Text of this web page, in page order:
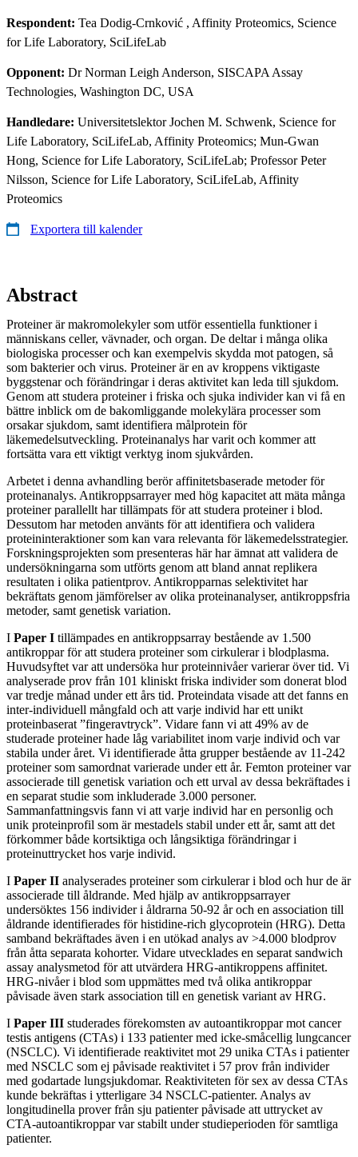
Respondent: Tea Dodig-Crnković , Affinity Proteomics, Science
for Life Laboratory, SciLifeLab
Opponent: Dr Norman Leigh Anderson, SISCAPA Assay
Technologies, Washington DC, USA
Handledare: Universitetslektor Jochen M. Schwenk, Science for
Life Laboratory, SciLifeLab, Affinity Proteomics; Mun-Gwan
Hong, Science for Life Laboratory, SciLifeLab; Professor Peter
Nilsson, Science for Life Laboratory, SciLifeLab, Affinity
Proteomics
Exportera till kalender
Abstract
Proteiner är makromolekyler som utför essentiella funktioner i
människans celler, vävnader, och organ. De deltar i många olika
biologiska processer och kan exempelvis skydda mot patogen, så
som bakterier och virus. Proteiner är en av kroppens viktigaste
byggstenar och förändringar i deras aktivitet kan leda till sjukdom.
Genom att studera proteiner i friska och sjuka individer kan vi få en
bättre inblick om de bakomliggande molekylära processer som
orsakar sjukdom, samt identifiera målprotein för
läkemedelsutveckling. Proteinanalys har varit och kommer att
fortsätta vara ett viktigt verktyg inom sjukvården.
Arbetet i denna avhandling berör affinitetsbaserade metoder för
proteinanalys. Antikroppsarrayer med hög kapacitet att mäta många
proteiner parallellt har tillämpats för att studera proteiner i blod.
Dessutom har metoden använts för att identifiera och validera
proteininteraktioner som kan vara relevanta för läkemedelsstrategier.
Forskningsprojekten som presenteras här har ämnat att validera de
undersökningarna som utförts genom att bland annat replikera
resultaten i olika patientprov. Antikropparnas selektivitet har
bekräftats genom jämförelser av olika proteinanalyser, antikroppsfria
metoder, samt genetisk variation.
I Paper I tillämpades en antikroppsarray bestående av 1.500
antikroppar för att studera proteiner som cirkulerar i blodplasma.
Huvudsyftet var att undersöka hur proteinnivåer varierar över tid. Vi
analyserade prov från 101 kliniskt friska individer som donerat blod
var tredje månad under ett års tid. Proteindata visade att det fanns en
inter-individuell mångfald och att varje individ har ett unikt
proteinbaserat ”fingeravtryck”. Vidare fann vi att 49% av de
studerade proteiner hade låg variabilitet inom varje individ och var
stabila under året. Vi identifierade åtta grupper bestående av 11-242
proteiner som samordnat varierade under ett år. Femton proteiner var
associerade till genetisk variation och ett urval av dessa bekräftades i
en separat studie som inkluderade 3.000 personer.
Sammanfattningsvis fann vi att varje individ har en personlig och
unik proteinprofil som är mestadels stabil under ett år, samt att det
förkommer både kortsiktiga och långsiktiga förändringar i
proteinuttrycket hos varje individ.
I Paper II analyserades proteiner som cirkulerar i blod och hur de är
associerade till åldrande. Med hjälp av antikroppsarrayer
undersöktes 156 individer i åldrarna 50-92 år och en association till
åldrande identifierades för histidine-rich glycoprotein (HRG). Detta
samband bekräftades även i en utökad analys av >4.000 blodprov
från åtta separata kohorter. Vidare utvecklades en separat sandwich
assay analysmetod för att utvärdera HRG-antikroppens affinitet.
HRG-nivåer i blod som uppmättes med två olika antikroppar
påvisade även stark association till en genetisk variant av HRG.
I Paper III studerades förekomsten av autoantikroppar mot cancer
testis antigens (CTAs) i 133 patienter med icke-småcellig lungcancer
(NSCLC). Vi identifierade reaktivitet mot 29 unika CTAs i patienter
med NSCLC som ej påvisade reaktivitet i 57 prov från individer
med godartade lungsjukdomar. Reaktiviteten för sex av dessa CTAs
kunde bekräftas i ytterligare 34 NSCLC-patienter. Analys av
longitudinella prover från sju patienter påvisade att uttrycket av
CTA-autoantikroppar var stabilt under studieperioden för samtliga
patienter.